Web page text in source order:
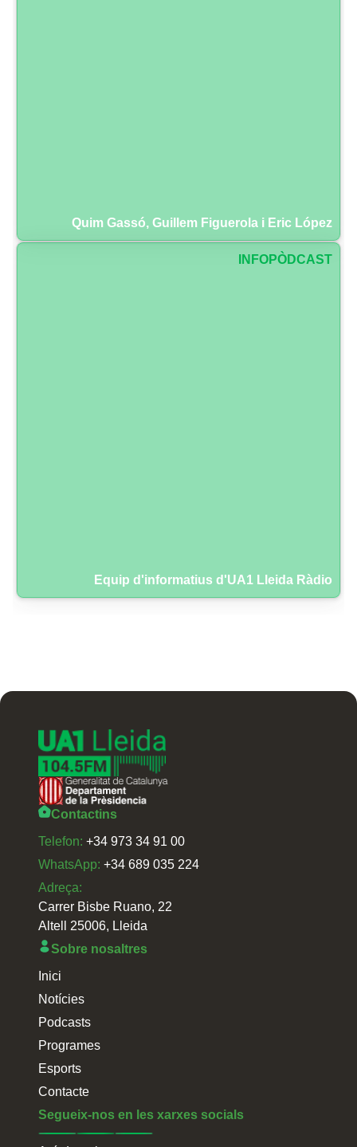
Quim Gassó, Guillem Figuerola i Eric López
INFOPÒDCAST
Equip d'informatius d'UA1 Lleida Ràdio
Contactins
Telefon: +34 973 34 91 00
WhatsApp: +34 689 035 224
Adreça:
Carrer Bisbe Ruano, 22
Altell 25006, Lleida
Sobre nosaltres
Inici
Notícies
Podcasts
Programes
Esports
Contacte
Segueix-nos en les xarxes socials